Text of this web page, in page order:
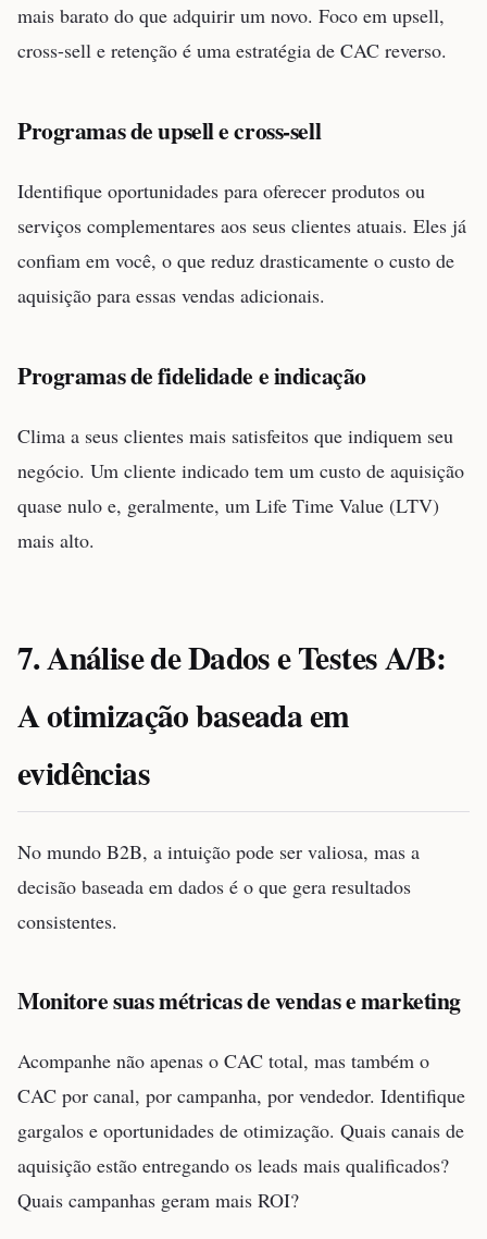
mais barato do que adquirir um novo. Foco em upsell,
cross-sell e retenção é uma estratégia de CAC reverso.
Programas de upsell e cross-sell
Identifique oportunidades para oferecer produtos ou
serviços complementares aos seus clientes atuais. Eles já
confiam em você, o que reduz drasticamente o custo de
aquisição para essas vendas adicionais.
Programas de fidelidade e indicação
Clima a seus clientes mais satisfeitos que indiquem seu
negócio. Um cliente indicado tem um custo de aquisição
quase nulo e, geralmente, um Life Time Value (LTV)
mais alto.
7. Análise de Dados e Testes A/B:
A otimização baseada em
evidências
No mundo B2B, a intuição pode ser valiosa, mas a
decisão baseada em dados é o que gera resultados
consistentes.
Monitore suas métricas de vendas e marketing
Acompanhe não apenas o CAC total, mas também o
CAC por canal, por campanha, por vendedor. Identifique
gargalos e oportunidades de otimização. Quais canais de
aquisição estão entregando os leads mais qualificados?
Quais campanhas geram mais ROI?